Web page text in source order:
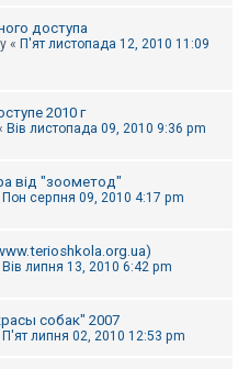
доступа
« П'ят листопада 12, 2010 11:09
2010 г
Вів листопада 09, 2010 9:36 pm
від "зоометод"
Пон серпня 09, 2010 4:17 pm
Вів липня 13, 2010 6:42 pm
собак" 2007
П'ят липня 02, 2010 12:53 pm